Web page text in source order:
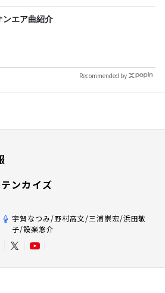
ンエア曲紹介
Recommended by
テンカイズ
宇賀なつみ/野村高文/三浦崇宏/浜田敬
子/設楽悠介